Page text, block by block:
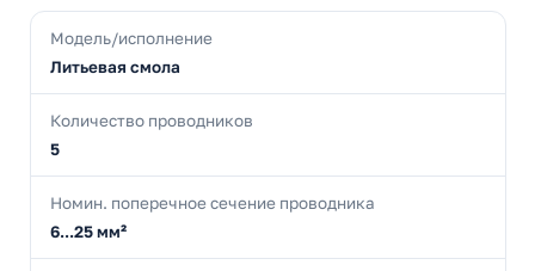
Модель/исполнение
Литьевая смола
Количество проводников
5
Номин. поперечное сечение проводника
6...25 мм²